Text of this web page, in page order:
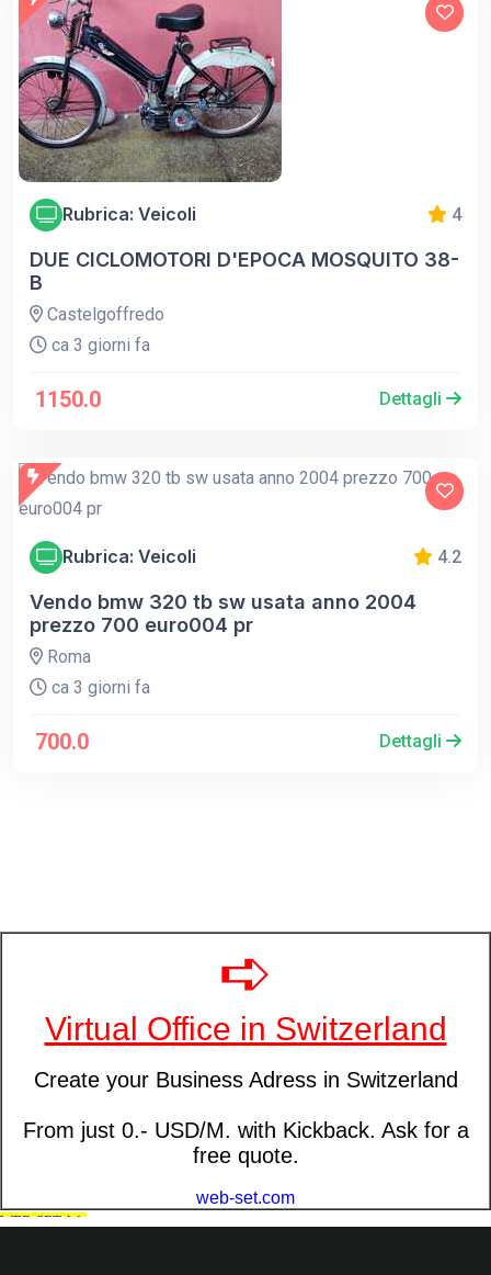
Rubrica: Veicoli 4
DUE CICLOMOTORI D'EPOCA MOSQUITO 38-
B
Castelgoffredo
ca 3 giorni fa
1150.0 Dettagli
Rubrica: Veicoli 4.2
Vendo bmw 320 tb sw usata anno 2004
prezzo 700 euro004 pr
Roma
ca 3 giorni fa
700.0 Dettagli